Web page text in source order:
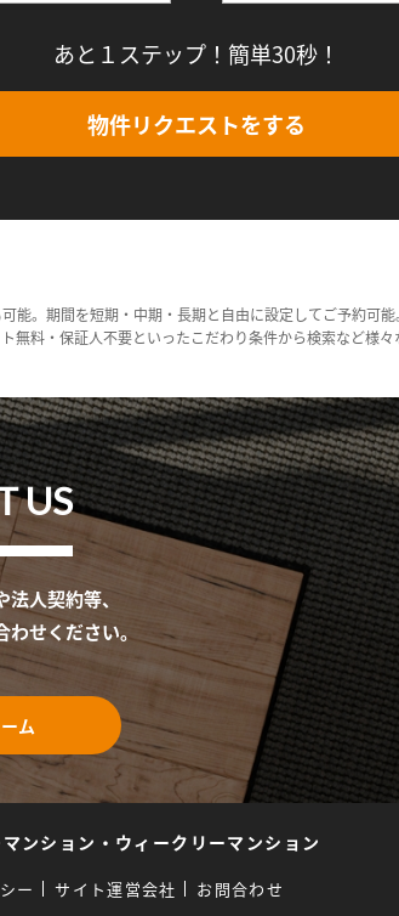
あと１ステップ！簡単30秒！
物件リクエストをする
。期間を短期・中期・長期と自由に設定してご予約可
料・保証人不要といったこだわり条件から検索など様々
US
人契約等、
せください。
ム
ンション・ウィークリーマンション
ー サイト運営会社 お問合わせ